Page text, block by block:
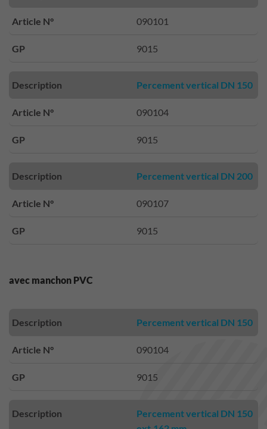
Article N° 090101
GP 9015
Description Percement vertical DN 150
Article N° 090104
GP 9015
Description Percement vertical DN 200
Article N° 090107
GP 9015
avec manchon PVC
Description Percement vertical DN 150
Article N° 090104
GP 9015
Description
Percement vertical DN 150